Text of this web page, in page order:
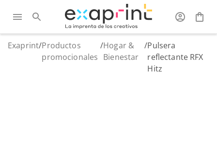
Exaprint/Productos
promocionales
/Hogar &
Bienestar
/Pulsera
reflectante RFX
Hitz